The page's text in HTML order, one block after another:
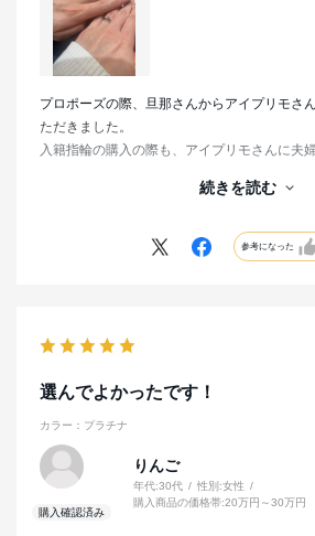
プロポーズの際、旦那さんからアイプリモさ
ただきました。
入籍指輪の購入の際も、アイプリモさんに夫
は素敵な指輪をいくつか提案してくれました
す。一生身につけるものなので、素敵なデザ
会えたおかげでいつでも幸せな気持ちに浸れま
く受けてくださり、いつでも戻れる場所な気
がとうございました！
続きを読む
参考になった
選んでよかったです！
カラー：プラチナ
りんご
年代:30代 性別:女性
購入商品の価格帯:20万円～30万円